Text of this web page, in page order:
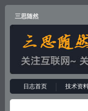
三思随然
日志首页 技术资